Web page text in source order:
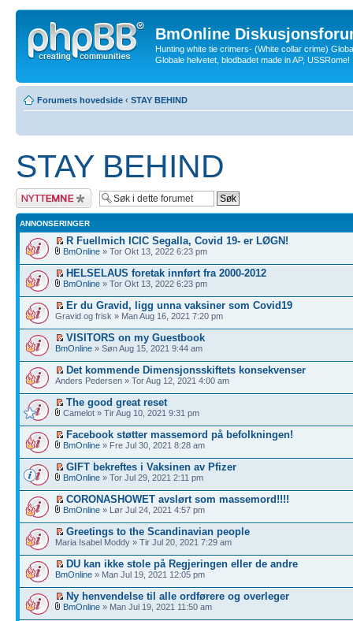
BmOnline
Hunting white tie crimers- (White collar crime)
Globale helvetet, blodbadet made in AP, USSRome!
Forumets hovedside ‹ STAY BEHIND
STAY BEHIND
Legg inn et nytt
emne
ANNONSERINGER
R Fuellmich ICIC Segalla, Covid 19- er LØGN!
BmOnline » Tor Okt 13, 2022 6:23 pm
HELSELAUS foretak innført fra 2000-2012
BmOnline » Tor Okt 13, 2022 6:23 pm
Er du Gravid, ligg unna vaksiner som Covid19
Gravid og frisk » Man Aug 16, 2021 7:20 pm
VISITORS on my Guestbook
BmOnline » Søn Aug 15, 2021 9:44 am
Det kommende Dimensjonsskiftets konsekvenser
Anders Pedersen » Tor Aug 12, 2021 4:00 am
The good great reset
Camelot » Tir Aug 10, 2021 9:31 pm
Facebook støtter massemord på befolkningen!
BmOnline » Fre Jul 30, 2021 8:28 am
GIFT bekreftes i Vaksinen av Pfizer
BmOnline » Tor Jul 29, 2021 2:11 pm
CORONASHOWET avslørt som massemord!!!!
BmOnline » Lør Jul 24, 2021 4:57 pm
Greetings to the Scandinavian people
Maria Isabel Moddy » Tir Jul 20, 2021 7:29 am
DU kan ikke stole på Regjeringen eller de andre
BmOnline » Man Jul 19, 2021 12:05 pm
Ny henvendelse til alle ordførere og overleger
BmOnline » Man Jul 19, 2021 11:50 am